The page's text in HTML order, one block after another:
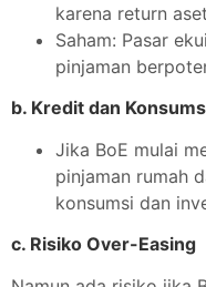
karena return
Saham: Pasar
pinjaman
b. Kredit dan
Jika BoE mulai
pinjaman rumah
konsumsi dan
c. Risiko Over-Easing